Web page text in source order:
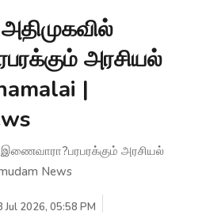
அரசியல்
|
அரசியல்
News
Jul 2026, 05:58 PM